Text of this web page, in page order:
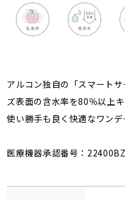
アルコン独自の「スマート
ズ表面の含水率を80％以上キ
使い勝手も良く快適なワンデ
医療機器承認番号：